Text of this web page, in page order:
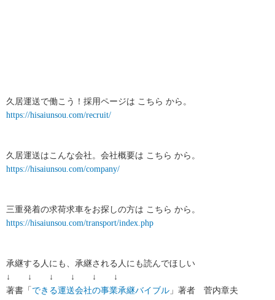
久居運送で働こう！採用ページは こちら から。
https://hisaiunsou.com/recruit/
久居運送はこんな会社。会社概要は こちら から。
https://hisaiunsou.com/company/
三重発着の求荷求車をお探しの方は こちら から。
https://hisaiunsou.com/transport/index.php
承継する人にも、承継される人にも読んでほしい
↓ ↓ ↓ ↓ ↓ ↓
著書「 できる運送会社の事業承継バイブル 」著者 菅内章夫